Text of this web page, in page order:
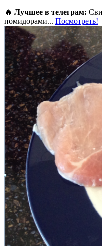
🔥 Лучшее в телеграм:
помидорами... Посмотреть!